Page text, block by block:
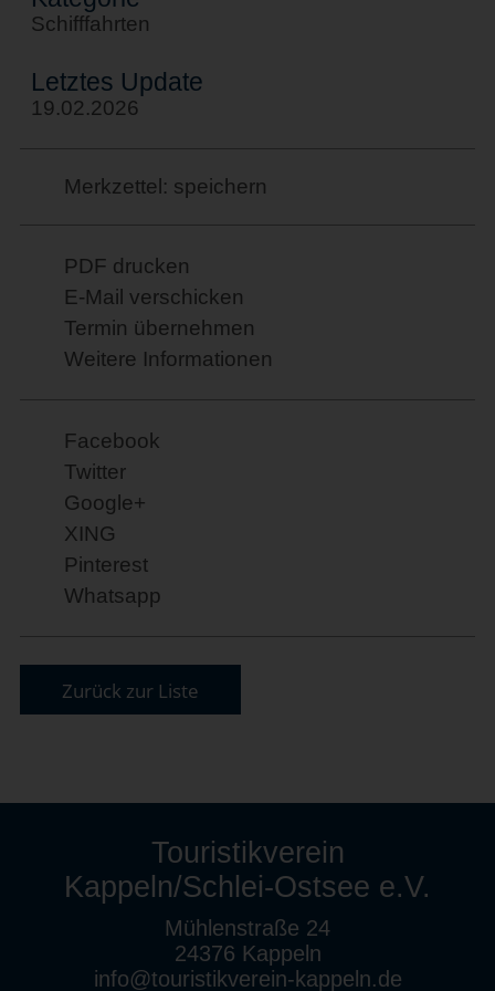
Schifffahrten
Letztes Update
19.02.2026
Merkzettel: speichern
PDF drucken
E-Mail verschicken
Termin übernehmen
Weitere Informationen
Facebook
Twitter
Google+
XING
Pinterest
Whatsapp
Zurück zur Liste
Touristikverein
Kappeln/Schlei-Ostsee e.V.
Mühlenstraße 24
24376 Kappeln
info@touristikverein-kappeln.de